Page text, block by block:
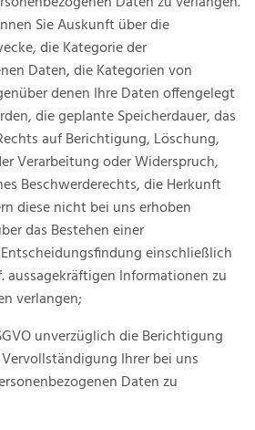
Sie Auskunft über die
die Kategorie der
Daten, die Kategorien von
denen Ihre Daten offengelegt
die geplante Speicherdauer, das
auf Berichtigung, Löschung,
Verarbeitung oder Widerspruch,
Beschwerderechts, die Herkunft
diese nicht bei uns erhoben
das Bestehen einer
einschließlich
aussagekräftigen Informationen zu
verlangen;
unverzüglich die Berichtigung
Ihrer bei uns
Daten zu